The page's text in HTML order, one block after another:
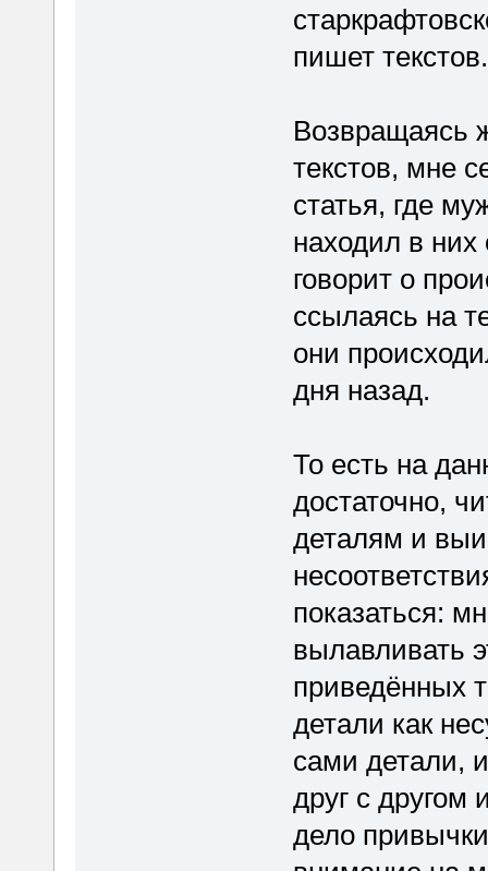
пишет текстов.
Возвращаясь
текстов, мне
статья, где
находил в
говорит о
ссылаясь на
они
дня назад.
То есть на
достаточно,
деталям и
показаться:
вылавливать
приведённых
детали как
сами детали,
друг с другом
дело